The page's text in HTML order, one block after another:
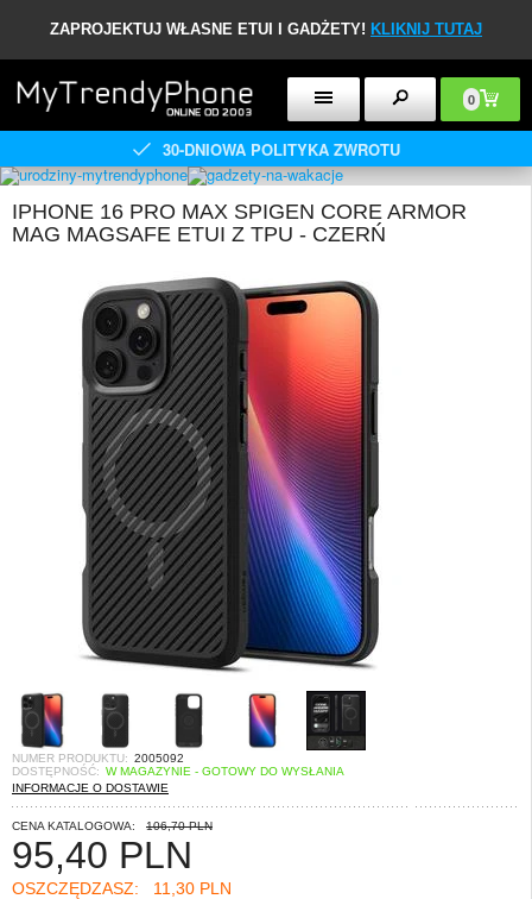
ZAPROJEKTUJ WŁASNE ETUI I GADŻETY! KLIKNIJ TUTAJ
0
30-DNIOWA POLITYKA ZWROTU
IPHONE 16 PRO MAX SPIGEN CORE ARMOR
MAG MAGSAFE ETUI Z TPU - CZERŃ
NUMER PRODUKTU: 2005092
DOSTĘPNOŚĆ: W MAGAZYNIE - GOTOWY DO WYSŁANIA
INFORMACJE O DOSTAWIE
CENA KATALOGOWA: 106,70 PLN
95,40 PLN
OSZCZĘDZASZ: 11,30 PLN